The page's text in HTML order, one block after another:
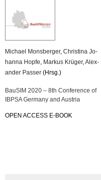
Mi­cha­el Mons­ber­ger, Chris­ti­na Jo­
han­na Hopfe, Mar­kus Krü­ger,Alex­
an­der Pas­ser (Hrsg.)
Bau­SIM 2020 – 8th Con­fe­rence of
IBPSA Ger­ma­ny and Aus­tria
OPEN AC­CESS E-BOOK